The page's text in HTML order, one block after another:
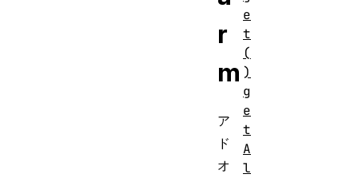
r
m
ア
ド
オ
e
t
(
)
g
e
t
A
l